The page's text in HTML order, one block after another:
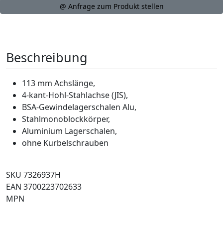
@ Anfrage zum Produkt stellen
Beschreibung
113 mm Achslänge,
4-kant-Hohl-Stahlachse (JIS),
BSA-Gewindelagerschalen Alu,
Stahlmonoblockkörper,
Aluminium Lagerschalen,
ohne Kurbelschrauben
SKU 7326937H
EAN 3700223702633
MPN